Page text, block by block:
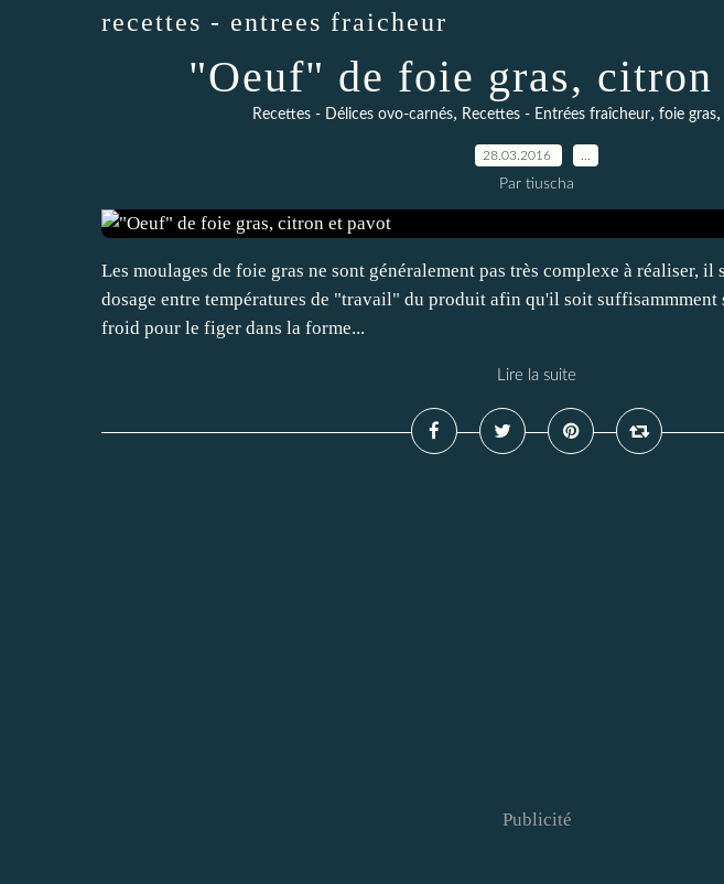
recettes - entrees fraicheur
"Oeuf" de foie gras, citron
Recettes - Délices ovo-carnés, Recettes - Entrées fraîcheur, foie gras,
28.03.2016
Par tiuscha
Les moulages de foie gras ne sont généralement pas très complexe à réaliser,
dosage entre températures de "travail" du produit afin qu'il soit
froid pour le figer dans la forme...
Lire la suite
Publicité